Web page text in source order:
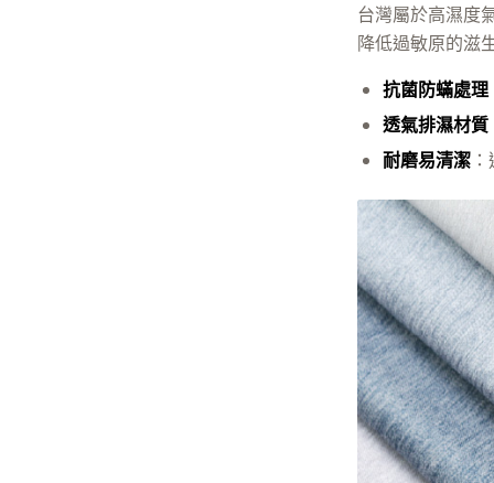
台灣屬於高濕度
降低過敏原的滋
抗菌防蟎處理
透氣排濕材質
耐磨易清潔：